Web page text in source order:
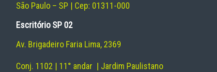
São Paulo – SP | Cep: 01311-000
Escritório SP 02
Av. Brigadeiro Faria Lima, 2369
Conj. 1102 | 11° andar | Jardim Paulistano